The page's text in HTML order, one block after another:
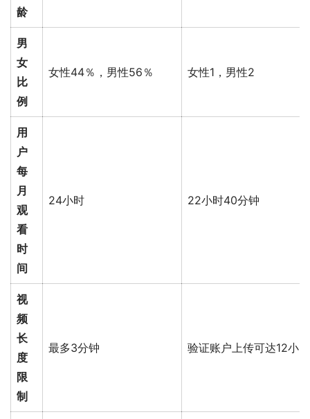
龄
男
女
比
例
女性44％，男性56％ 女性1，男性2
用
户
每
月
观
看
时
间
24小时 22小时40分钟
视
频
长
度
限
制
最多3分钟 验证账户上传可达12小